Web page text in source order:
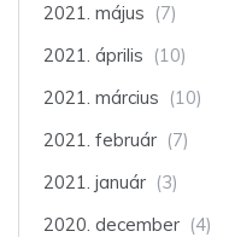
2021. május (7)
2021. április (10)
2021. március (10)
2021. február (7)
2021. január (3)
2020. december (4)